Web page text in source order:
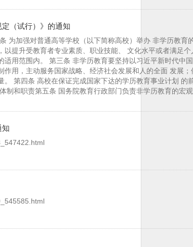
（试行）》的通知
为加强对普通高等学校（以下简称高校）举办 非学历教
提升受教育者专业素质、职业技能、 文化水平或者满足
用范围内。 第三条 非学历教育要坚持以习近平新时代中
用，主动服务国家战略、经济社会发展和人的全面 发展
第四条 高校在保证完成国家下达的学历教育事业计划
制和职责第五条 国务院教育行政部门负责非学历教育的宏
知